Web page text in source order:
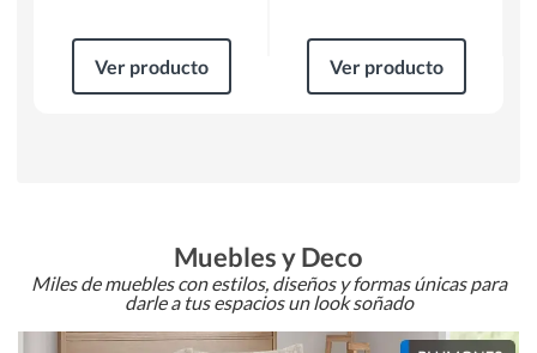
Ver producto Ver producto
Muebles y Deco
Miles de muebles con estilos, diseños y formas únicas para
darle a tus espacios un look soñado